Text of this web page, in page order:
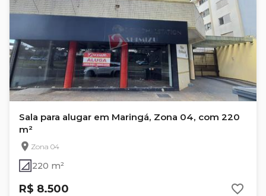
Sala para alugar em Maringá, Zona 04, com 220
m²
Zona 04
220 m²
R$ 8.500